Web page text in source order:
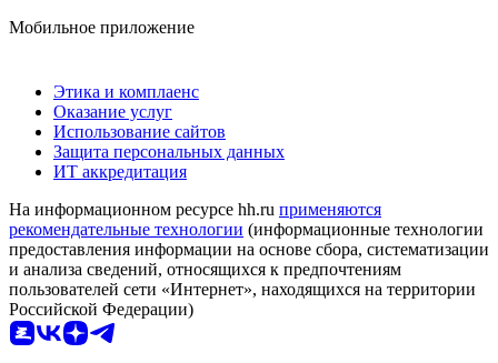
Мобильное приложение
Этика и комплаенс
Оказание услуг
Использование сайтов
Защита персональных данных
ИТ аккредитация
На информационном ресурсе hh.ru применяются
рекомендательные технологии (информационные технологии
предоставления информации на основе сбора, систематизации
и анализа сведений, относящихся к предпочтениям
пользователей сети «Интернет», находящихся на территории
Российской Федерации)